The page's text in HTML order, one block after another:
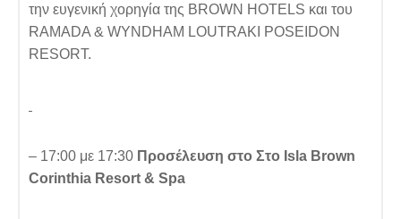
την ευγενική χορηγία της BROWN HOTELS και του
RAMADA & WYNDHAM LOUTRAKI POSEIDON
RESORT.
– 17:00 με 17:30 Προσέλευση στο Στο Isla Brown
Corinthia Resort & Spa